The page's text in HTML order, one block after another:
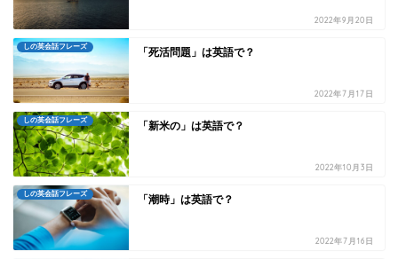
2022年9月20日
しの英会話フレーズ 「死活問題」は英語で？
2022年7月17日
しの英会話フレーズ 「新米の」は英語で？
2022年10月3日
しの英会話フレーズ 「潮時」は英語で？
2022年7月16日